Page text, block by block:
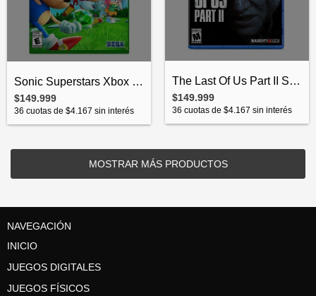
Sonic Superstars Xbox Series X, Xbox One...
$149.999
36 cuotas de $4.167 sin interés
The Last Of Us Part II Standard Edition...
$149.999
36 cuotas de $4.167 sin interés
MOSTRAR MÁS PRODUCTOS
NAVEGACIÓN
INICIO
JUEGOS DIGITALES
JUEGOS FÍSICOS